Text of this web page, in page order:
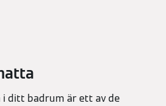
ditt badrum är ett av de